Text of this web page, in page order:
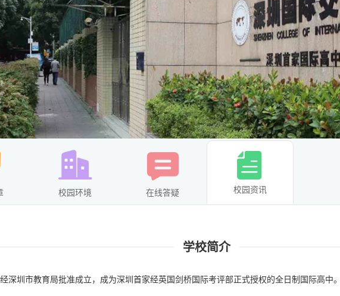
校园环境 在线答疑 校园资讯
学校简介
深圳市教育局批准成立，成为深圳首家经英国剑桥国际考评部正式授权的全日制国际高中